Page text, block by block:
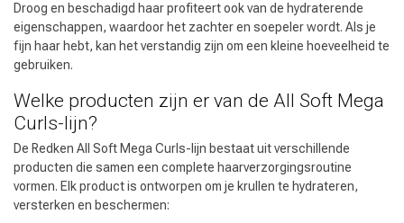
Droog en beschadigd haar profiteert ook van de hydraterende
eigenschappen, waardoor het zachter en soepeler wordt. Als je
fijn haar hebt, kan het verstandig zijn om een kleine hoeveelheid te
gebruiken.
Welke producten zijn er van de All Soft Mega
Curls-lijn?
De Redken All Soft Mega Curls-lijn bestaat uit verschillende
producten die samen een complete haarverzorgingsroutine
vormen. Elk product is ontworpen om je krullen te hydrateren,
versterken en beschermen: